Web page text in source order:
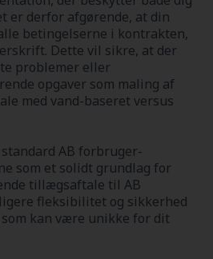
er derfor afgørende, at din
betingelserne i kontrakten,
Dette vil sikre, at der
problemer eller
opgaver som maling af
med vand-baseret versus
AB forbruger-
som et solidt grundlag for
tillægsaftale til AB
fleksibilitet og sikkerhed
kan være unikke for dit